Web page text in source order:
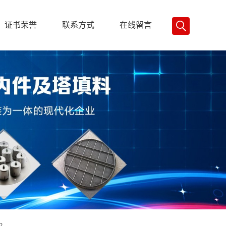
证书荣誉 联系方式 在线留言